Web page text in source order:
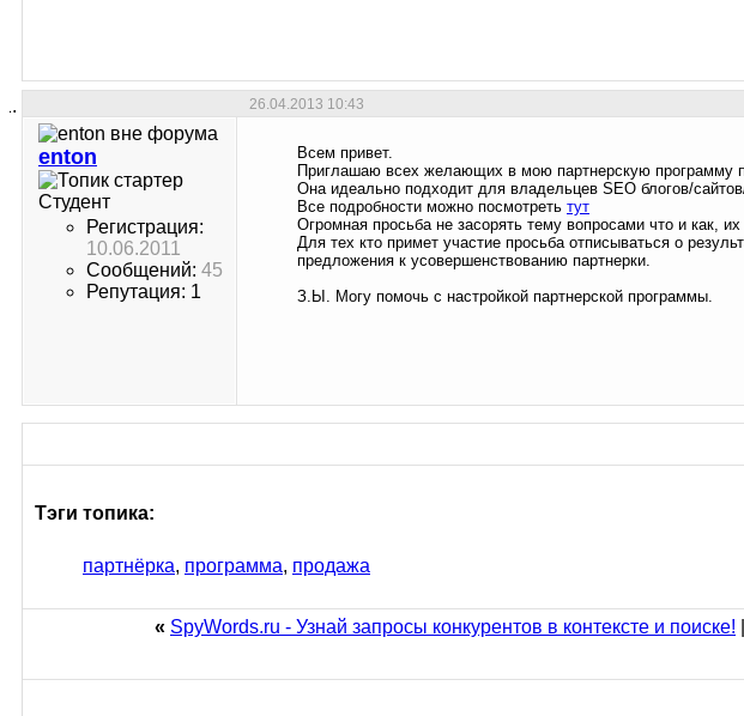
26.04.2013 10:43
enton
Студент
Регистрация:
10.06.2011
Сообщений: 45
Репутация: 1
Всем привет.
Приглашаю всех желающих в мою партнерскую программу
Она идеально подходит для владельцев SEO блогов/
Все подробности можно посмотреть тут
Огромная просьба не засорять тему вопросами что и как,
Для тех кто примет участие просьба отписываться о
предложения к усовершенствованию партнерки.
З.Ы. Могу помочь с настройкой партнерской программы.
Тэги топика:
партнёрка, программа, продажа
« SpyWords.ru - Узнай запросы конкурентов в контексте и поиске!